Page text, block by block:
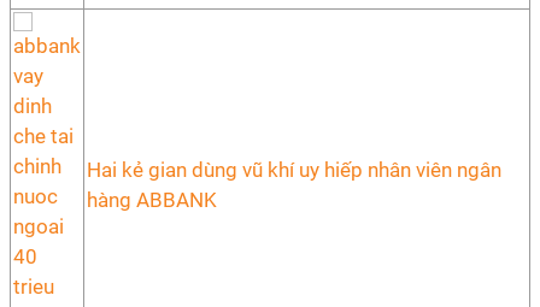
Hai kẻ gian dùng vũ khí uy hiếp nhân viên ngân
hàng ABBANK